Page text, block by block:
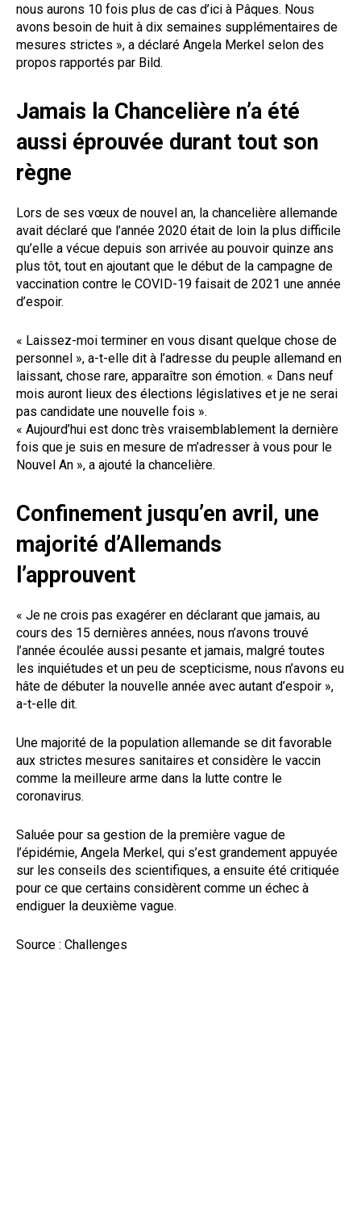
nous aurons 10 fois plus de cas d’ici à Pâques. Nous
avons besoin de huit à dix semaines supplémentaires de
mesures strictes », a déclaré Angela Merkel selon des
propos rapportés par Bild.
Jamais la Chancelière n’a été
aussi éprouvée durant tout son
règne
Lors de ses vœux de nouvel an, la chancelière allemande
avait déclaré que l’année 2020 était de loin la plus difficile
qu’elle a vécue depuis son arrivée au pouvoir quinze ans
plus tôt, tout en ajoutant que le début de la campagne de
vaccination contre le COVID-19 faisait de 2021 une année
d’espoir.
« Laissez-moi terminer en vous disant quelque chose de
personnel », a-t-elle dit à l’adresse du peuple allemand en
laissant, chose rare, apparaître son émotion. « Dans neuf
mois auront lieux des élections législatives et je ne serai
pas candidate une nouvelle fois ».
« Aujourd’hui est donc très vraisemblablement la dernière
fois que je suis en mesure de m’adresser à vous pour le
Nouvel An », a ajouté la chancelière.
Confinement jusqu’en avril, une
majorité d’Allemands
l’approuvent
« Je ne crois pas exagérer en déclarant que jamais, au
cours des 15 dernières années, nous n’avons trouvé
l’année écoulée aussi pesante et jamais, malgré toutes
les inquiétudes et un peu de scepticisme, nous n’avons eu
hâte de débuter la nouvelle année avec autant d’espoir »,
a-t-elle dit.
Une majorité de la population allemande se dit favorable
aux strictes mesures sanitaires et considère le vaccin
comme la meilleure arme dans la lutte contre le
coronavirus.
Saluée pour sa gestion de la première vague de
l’épidémie, Angela Merkel, qui s’est grandement appuyée
sur les conseils des scientifiques, a ensuite été critiquée
pour ce que certains considèrent comme un échec à
endiguer la deuxième vague.
Source : Challenges